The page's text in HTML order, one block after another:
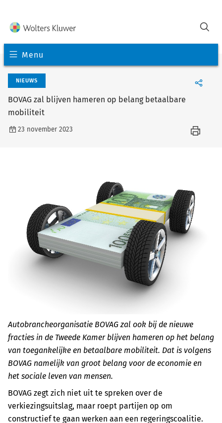
Menu
NIEUWS
BOVAG zal blijven hameren op belang betaalbare
mobiliteit
23 november 2023
Autobrancheorganisatie BOVAG zal ook bij de nieuwe
fracties in de Tweede Kamer blijven hameren op het belang
van toegankelijke en betaalbare mobiliteit. Dat is volgens
BOVAG namelijk van groot belang voor de economie en
het sociale leven van mensen.
BOVAG zegt zich niet uit te spreken over de
verkiezingsuitslag, maar roept partijen op om
constructief te gaan werken aan een regeringscoalitie.